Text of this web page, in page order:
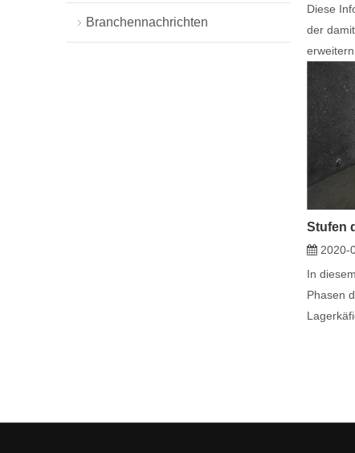
Branchennachrichten
Diese
der
erweitern.
Stufen
2020-
In
Phasen